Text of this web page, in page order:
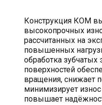
Конструкция КОМ
высокопрочных
рассчитанных на
повышенных
обработка
поверхностей
вращения, снижает
минимизирует
повышает